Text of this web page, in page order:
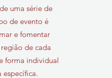
uma série de
de evento é
e fomentar
de cada
forma individual
específica.